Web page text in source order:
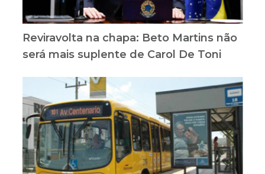
Reviravolta na chapa: Beto Martins não
será mais suplente de Carol De Toni